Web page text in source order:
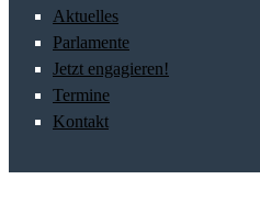
Aktuelles
Parlamente
Jetzt engagieren!
Termine
Kontakt